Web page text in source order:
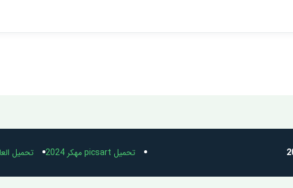
تحميل picsart مهكر 2024 تحميل